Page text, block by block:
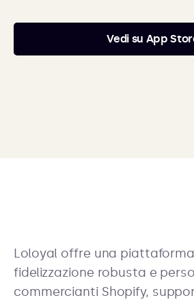
Vedi su App
Loloyal offre una
fidelizzazione robusta e
commercianti Shopify,